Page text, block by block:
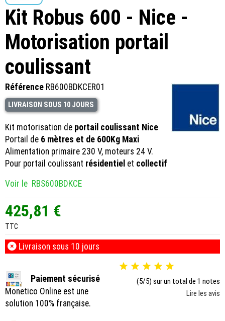
Kit Robus 600 - Nice -
Motorisation portail
coulissant
Référence RB600BDKCER01
LIVRAISON SOUS 10 JOURS
Kit motorisation de portail coulissant Nice
Portail de 6 mètres et de 600Kg Maxi
Alimentation primaire 230 V, moteurs 24 V.
Pour portail coulissant résidentiel et collectif
Voir le RBS600BDKCE
425,81 €
TTC
Livraison sous 10 jours
Paiement sécurisé
Monetico Online est une
solution 100% française.
    
(5/5) sur un total de 1 notes
Lire les avis